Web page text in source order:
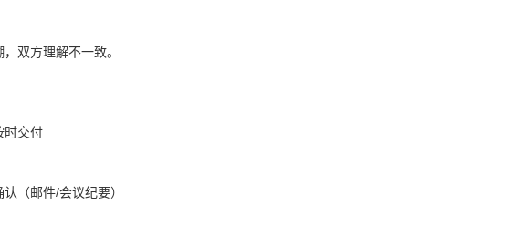
双方理解不一致。
时交付
（邮件/会议纪要）